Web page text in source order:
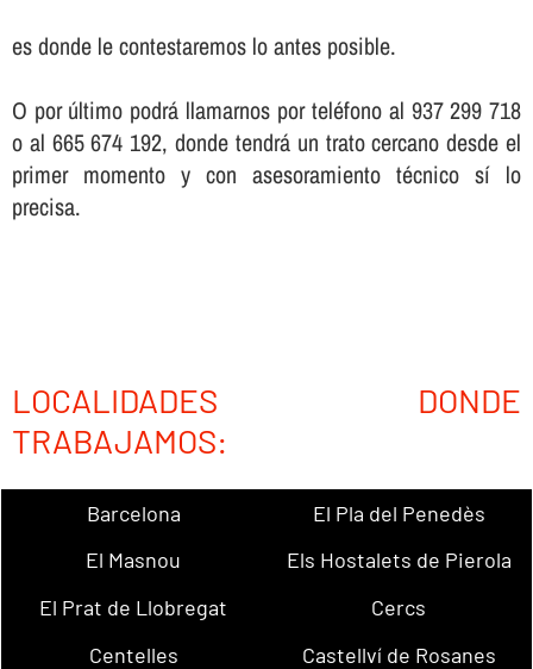
es donde le contestaremos lo antes posible.
O por último podrá llamarnos por teléfono al 937 299 718
o al 665 674 192, donde tendrá un trato cercano desde el
primer momento y con asesoramiento técnico sí­ lo
precisa.
LOCALIDADES DONDE
TRABAJAMOS:
Barcelona
El Pla del Penedès
El Masnou
Els Hostalets de Pierola
El Prat de Llobregat
Cercs
Centelles
Castellví de Rosanes